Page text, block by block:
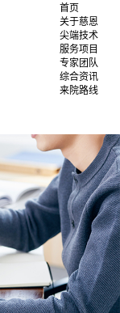
首页
关于慈恩
尖端技术
服务项目
专家团队
综合资讯
来院路线